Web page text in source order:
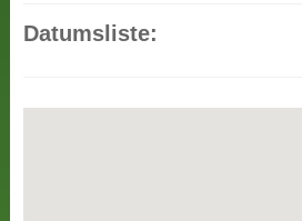
Datumsliste: